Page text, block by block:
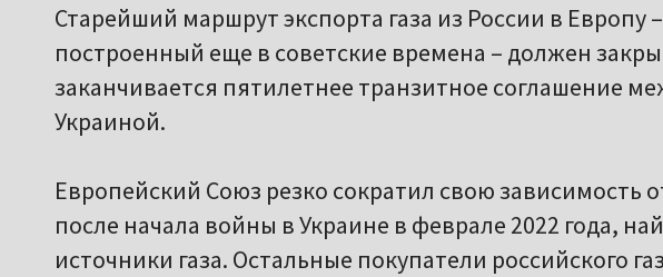
Старейший маршрут экспорта газа из России в Европу
построенный еще в советские времена – должен
заканчивается пятилетнее транзитное соглашение
Украиной.
Европейский Союз резко сократил свою зависимость
после начала войны в Украине в феврале 2022 года,
источники газа. Остальные покупатели российского